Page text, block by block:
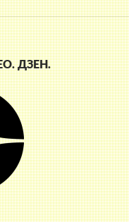
ДЗЕН.